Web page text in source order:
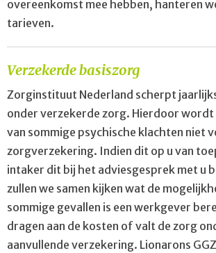
overeenkomst mee hebben, hanteren
tarieven.
Verzekerde basiszorg
Zorginstituut Nederland scherpt
onder verzekerde zorg. Hierdoor wordt
van sommige psychische klachten niet
zorgverzekering. Indien dit op u van
intaker dit bij het adviesgesprek met u
zullen we samen kijken wat de
sommige gevallen is een werkgever
dragen aan de kosten of valt de zorg
aanvullende verzekering. Lionarons